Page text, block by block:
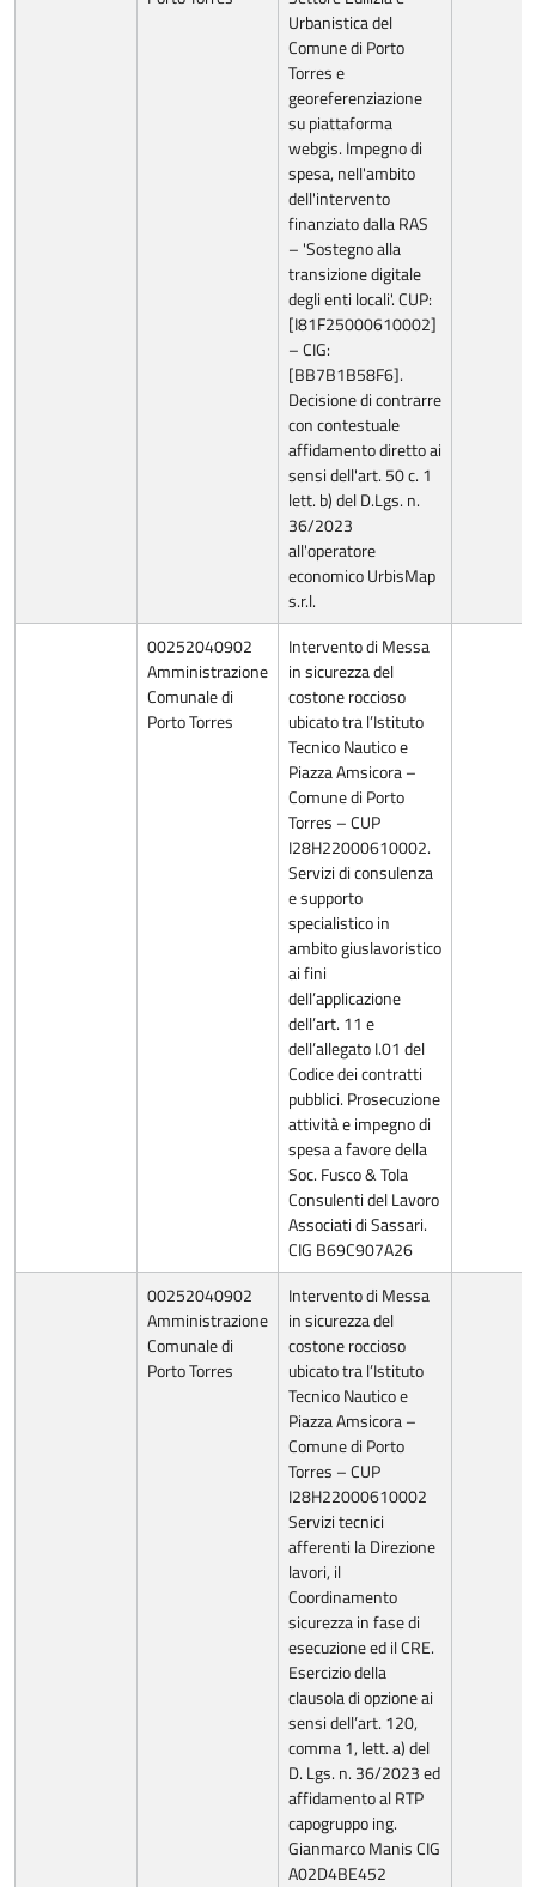
Urbanistica del
Comune di Porto
Torres e
georeferenziazione
su piattaforma
webgis. Impegno di
spesa, nell'ambito
dell'intervento
finanziato dalla RAS
– 'Sostegno alla
transizione digitale
degli enti locali'. CUP:
[I81F25000610002]
– CIG:
[BB7B1B58F6].
Decisione di contrarre
con contestuale
affidamento diretto ai
sensi dell'art. 50 c. 1
lett. b) del D.Lgs. n.
36/2023
all'operatore
economico UrbisMap
s.r.l.
00252040902
Amministrazione
Comunale di
Porto Torres
Intervento di Messa
in sicurezza del
costone roccioso
ubicato tra l’Istituto
Tecnico Nautico e
Piazza Amsicora –
Comune di Porto
Torres – CUP
I28H22000610002.
Servizi di consulenza
e supporto
specialistico in
ambito giuslavoristico
ai fini
dell’applicazione
dell’art. 11 e
dell’allegato I.01 del
Codice dei contratti
pubblici. Prosecuzione
attività e impegno di
spesa a favore della
Soc. Fusco & Tola
Consulenti del Lavoro
Associati di Sassari.
CIG B69C907A26
00252040902
Amministrazione
Comunale di
Porto Torres
Intervento di Messa
in sicurezza del
costone roccioso
ubicato tra l’Istituto
Tecnico Nautico e
Piazza Amsicora –
Comune di Porto
Torres – CUP
I28H22000610002
Servizi tecnici
afferenti la Direzione
lavori, il
Coordinamento
sicurezza in fase di
esecuzione ed il CRE.
Esercizio della
clausola di opzione ai
sensi dell’art. 120,
comma 1, lett. a) del
D. Lgs. n. 36/2023 ed
affidamento al RTP
capogruppo ing.
Gianmarco Manis CIG
A02D4BE452